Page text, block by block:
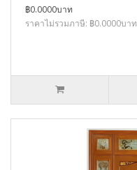
฿0.0000บาท
ราคาไม่รวมภาษี: ฿0.0000บาท